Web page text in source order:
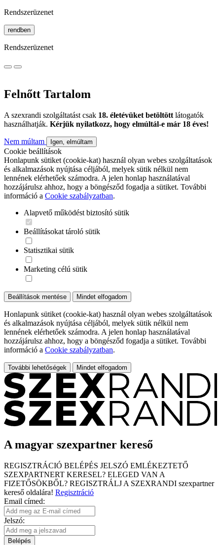
Rendszerüzenet
rendben
Rendszerüzenet
Felnőtt Tartalom
A szexrandi szolgáltatást csak 18. életévüket betöltött látogatók
használhatják. Kérjük nyilatkozz, hogy elmúltál-e már 18 éves!
Nem múltam Igen, elmúltam
Cookie beállítások
Honlapunk sütiket (cookie-kat) használ olyan webes szolgáltatások
és alkalmazások nyújtása céljából, melyek sütik nélkül nem
lennének elérhetőek számodra. A jelen honlap használatával
hozzájárulsz ahhoz, hogy a böngésződ fogadja a sütiket. További
információ a Cookie szabályzatban.
Alapvető működést biztosító sütik
Beállításokat tároló sütik
Statisztikai sütik
Marketing célú sütik
Beállítások mentése Mindet elfogadom
Honlapunk sütiket (cookie-kat) használ olyan webes szolgáltatások
és alkalmazások nyújtása céljából, melyek sütik nélkül nem
lennének elérhetőek számodra. A jelen honlap használatával
hozzájárulsz ahhoz, hogy a böngésződ fogadja a sütiket. További
információ a Cookie szabályzatban.
További lehetőségek Mindet elfogadom
A magyar szexpartner kereső
REGISZTRÁCIÓ BELÉPÉS JELSZÓ EMLÉKEZTETŐ
SZEXPARTNERT KERESEL? ELEGED VAN A
FIZETŐSÖKBŐL? REGISZTRÁLJ A SZEXRANDI szexpartner
kereső oldalára! Regisztráció
Email címed:
Jelszó:
Belépés